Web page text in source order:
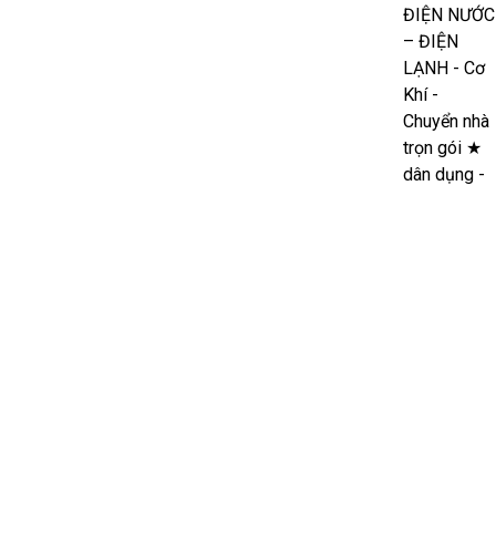
luôn luôn tư
vấn báo giá trước khi làm★thợ
có lý lịch rõ ràng – an toàn cho
VỆ SINH MÁY
LẠNH SẠCH SẼ - CẢ NHÀ MẠNH
SỬA NHÀ ĐẸP SANG -
CHI PHÍ NHẸ NHÀNG★Bồn